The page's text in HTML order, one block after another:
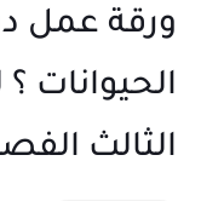
ورقة عمل
الحيوانات
الثالث